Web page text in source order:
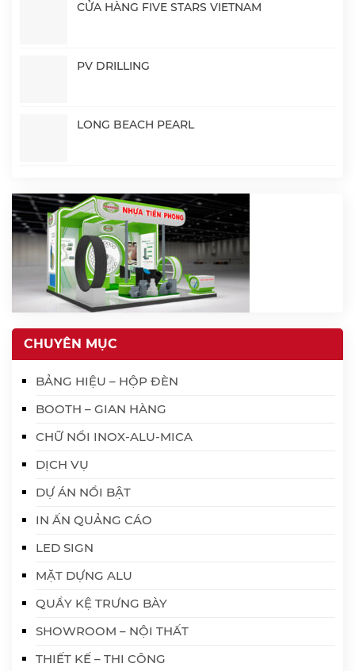
CỬA HÀNG FIVE STARS VIETNAM
PV DRILLING
LONG BEACH PEARL
CHUYÊN MỤC
BẢNG HIỆU – HỘP ĐÈN
BOOTH – GIAN HÀNG
CHỮ NỔI INOX-ALU-MICA
DỊCH VỤ
DỰ ÁN NỔI BẬT
IN ẤN QUẢNG CÁO
LED SIGN
MẶT DỰNG ALU
QUẦY KỆ TRƯNG BÀY
SHOWROOM – NỘI THẤT
THIẾT KẾ – THI CÔNG